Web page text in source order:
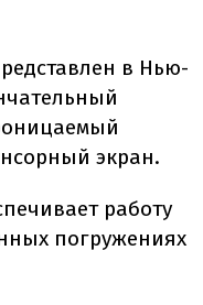
в Нью-
экран.
работу
погружениях